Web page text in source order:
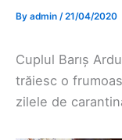
By admin /21/04/2020
Cuplul Barıș
trăiesc o
zilele de